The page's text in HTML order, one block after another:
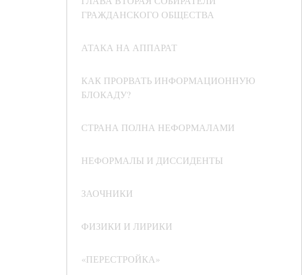
ГРАЖДАНСКОГО ОБЩЕСТВА
АТАКА НА АППАРАТ
КАК ПРОРВАТЬ ИНФОРМАЦИОННУЮ
БЛОКАДУ?
СТРАНА ПОЛНА НЕФОРМАЛАМИ
НЕФОРМАЛЫ И ДИССИДЕНТЫ
ЗАОЧНИКИ
ФИЗИКИ И ЛИРИКИ
«ПЕРЕСТРОЙКА»